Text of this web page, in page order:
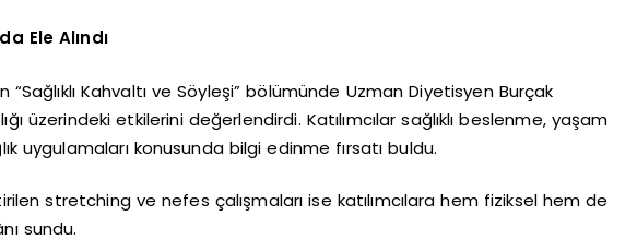
Ele Alındı
“Sağlıklı Kahvaltı ve Söyleşi” bölümünde Uzman Diyetisyen Burçak
üzerindeki etkilerini değerlendirdi. Katılımcılar sağlıklı beslenme, yaşam
uygulamaları konusunda bilgi edinme fırsatı buldu.
stretching ve nefes çalışmaları ise katılımcılara hem fiziksel hem de
sundu.